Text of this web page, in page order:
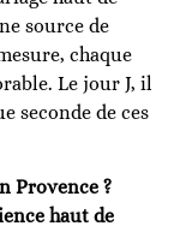
source de
chaque
Le jour J, il
seconde de ces
Provence ?
haut de